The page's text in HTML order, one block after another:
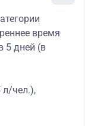
время
5 дней (в
л/чел.),